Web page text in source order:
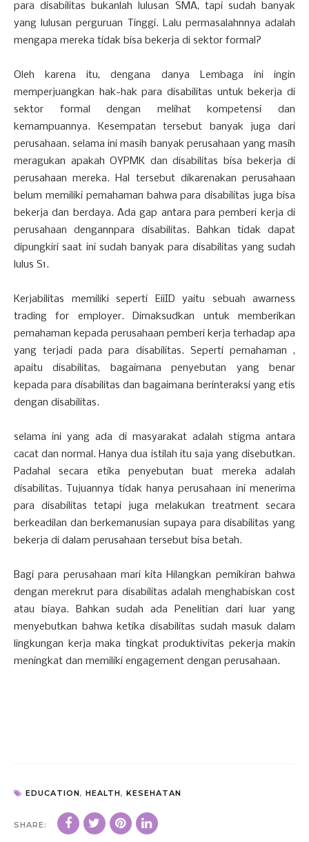
para disabilitas bukanlah lulusan SMA, tapi sudah banyak
yang lulusan perguruan Tinggi. Lalu permasalahnnya adalah
mengapa mereka tidak bisa bekerja di sektor formal?
Oleh karena itu, dengana danya Lembaga ini ingin
memperjuangkan hak-hak para disabilitas untuk bekerja di
sektor formal dengan melihat kompetensi dan
kemampuannya. Kesempatan tersebut banyak juga dari
perusahaan. selama ini masih banyak perusahaan yang masih
meragukan apakah OYPMK dan disabilitas bisa bekerja di
perusahaan mereka. Hal tersebut dikarenakan perusahaan
belum memiliki pemahaman bahwa para disabilitas juga bisa
bekerja dan berdaya. Ada gap antara para pemberi kerja di
perusahaan dengannpara disabilitas. Bahkan tidak dapat
dipungkiri saat ini sudah banyak para disabilitas yang sudah
lulus S1.
Kerjabilitas memiliki seperti EiiID yaitu sebuah awarness
trading for employer. Dimaksudkan untuk memberikan
pemahaman kepada perusahaan pemberi kerja terhadap apa
yang terjadi pada para disabilitas. Seperti pemahaman ,
apaitu disabilitas, bagaimana penyebutan yang benar
kepada para disabilitas dan bagaimana berinteraksi yang etis
dengan disabilitas.
selama ini yang ada di masyarakat adalah stigma antara
cacat dan normal. Hanya dua istilah itu saja yang disebutkan.
Padahal secara etika penyebutan buat mereka adalah
disabilitas. Tujuannya tidak hanya perusahaan ini menerima
para disabilitas tetapi juga melakukan treatment secara
berkeadilan dan berkemanusian supaya para disabilitas yang
bekerja di dalam perusahaan tersebut bisa betah.
Bagi para perusahaan mari kita Hilangkan pemikiran bahwa
dengan merekrut para disabilitas adalah menghabiskan cost
atau biaya. Bahkan sudah ada Penelitian dari luar yang
menyebutkan bahwa ketika disabilitas sudah masuk dalam
lingkungan kerja maka tingkat produktivitas pekerja makin
meningkat dan memiliki engagement dengan perusahaan.
EDUCATION, HEALTH, KESEHATAN
SHARE: